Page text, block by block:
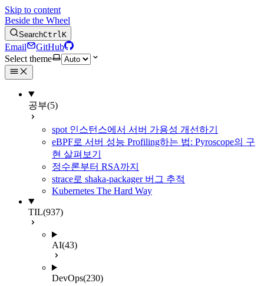
Skip to content
Beside the Wheel
SearchCtrlK
Email
GitHub
Select theme
공부(5)
spot 인스턴스에서 서버 가용성 개선하기
eBPF로 서버 성능 Profiling하는 법: Pyroscope의 구
현 살펴보기
정수론부터 RSA까지
strace로 shaka-packager 버그 추적
Kubernetes The Hard Way
TIL(937)
AI(43)
DevOps(230)